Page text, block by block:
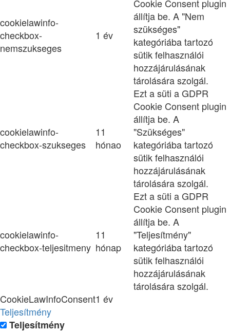
cookielawinfo-
checkbox-
nemszukseges
1 év
Cookie Consent plugin
állítja be. A "Nem
szükséges"
kategóriába tartozó
sütik felhasználói
hozzájárulásának
tárolására szolgál.
cookielawinfo-
checkbox-szukseges
11
hónao
Ezt a süti a GDPR
Cookie Consent plugin
állítja be. A
"Szükséges"
kategóriába tartozó
sütik felhasználói
hozzájárulásának
tárolására szolgál.
cookielawinfo-
checkbox-teljesitmeny
11
hónap
Ezt a süti a GDPR
Cookie Consent plugin
állítja be. A
"Teljesítmény"
kategóriába tartozó
sütik felhasználói
hozzájárulásának
tárolására szolgál.
CookieLawInfoConsent1 év
Teljesítmény
Teljesítmény